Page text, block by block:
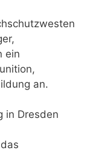
ein
an.
in Dresden